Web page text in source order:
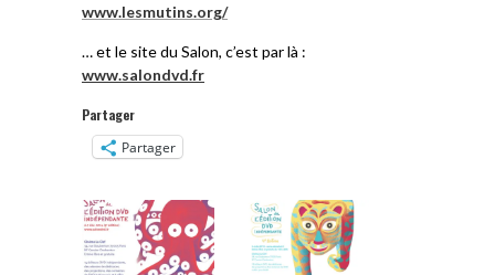
www.lesmutins.org/
… et le site du Salon, c’est par là :
www.salondvd.fr
Partager
Partager